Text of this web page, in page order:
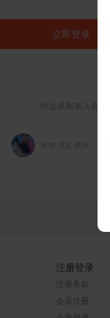
附近最新加入会员
50岁 北京 离异
注册登录
注册条款
会员注册